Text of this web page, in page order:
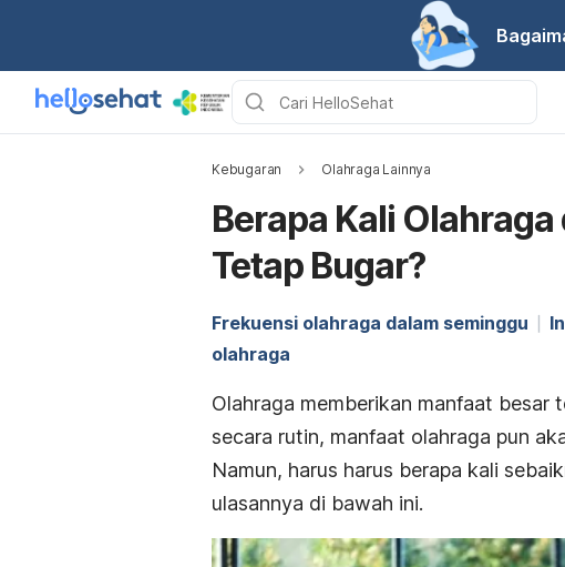
Kebugaran Olahraga Lainnya
Berapa Kali
Tetap Bugar?
Frekuensi olahraga dalam seminggu
olahraga
Olahraga memberikan manfaat besar
secara rutin, manfaat olahraga pun
Namun, harus harus berapa kali
ulasannya di bawah ini.